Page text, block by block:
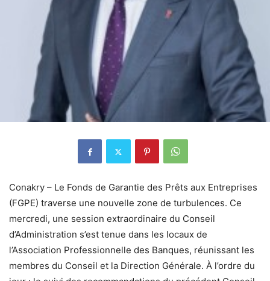
Conakry – Le Fonds de Garantie des Prêts aux Entreprises
(FGPE) traverse une nouvelle zone de turbulences. Ce
mercredi, une session extraordinaire du Conseil
d’Administration s’est tenue dans les locaux de
l’Association Professionnelle des Banques, réunissant les
membres du Conseil et la Direction Générale. À l’ordre du